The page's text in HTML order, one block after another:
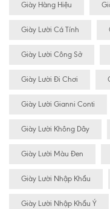
Giày Hàng Hiệu
Giày Lười Cá Tính
Giày Lười Công Sở
Giày Lười Đi Chơi
Giày Lười Gianni Conti
Giày Lười Không Dây
Giày Lười Màu Đen
Giày Lười Nhập Khẩu
Giày Lười Nhập Khẩu Ý